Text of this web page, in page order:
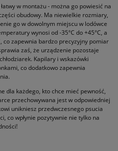
w montażu - można go powiesić na
obudowy. Ma niewielkie rozmiary,
go w dowolnym miejscu w lodówce
wynosi od -35°C do +45°C, a
co zapewnia bardzo precyzyjny pomiar
zaś, że urządzenie pozostaje
Kapilary i wskazówki
co dodatkowo zapewnia
dla każdego, kto chce mieć pewność,
przechowywana jest w odpowiedniej
unikniesz przedwczesnego psucia
co wpłynie pozytywnie nie tylko na